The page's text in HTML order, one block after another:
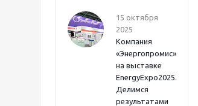
15 октября
2025
Компания
«Энергопромис»
на выставке
EnergyExpo2025.
Делимся
результатами